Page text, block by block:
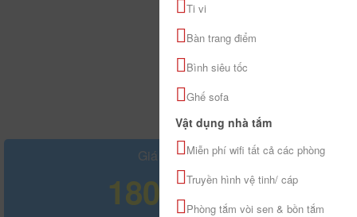
Giá tham khảo
180.000 đ
Ti vi
Bàn trang điểm
Bình siêu tốc
Ghế sofa
Vật dụng nhà tắm
Miễn phí wifi tất cả các phòng
Truyền hình vệ tinh/ cáp
Phòng tắm vòi sen & bồn tắm